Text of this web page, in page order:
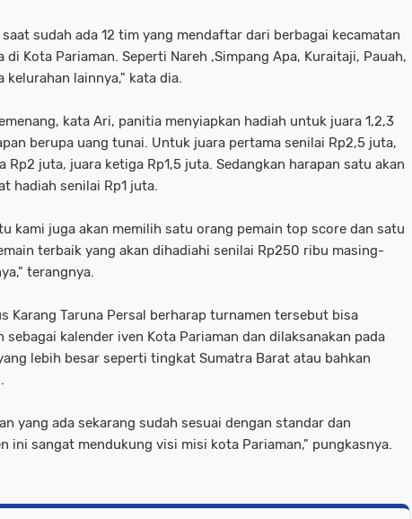
saat sudah ada 12 tim yang mendaftar dari berbagai kecamatan
di Kota Pariaman. Seperti Nareh ,Simpang Apa, Kuraitaji, Pauah,
kelurahan lainnya," kata dia.
kata Ari, panitia menyiapkan hadiah untuk juara 1,2,3
berupa uang tunai. Untuk juara pertama senilai Rp2,5 juta,
Rp2 juta, juara ketiga Rp1,5 juta. Sedangkan harapan satu akan
hadiah senilai Rp1 juta.
kami juga akan memilih satu orang pemain top score dan satu
terbaik yang akan dihadiahi senilai Rp250 ribu masing-
terangnya.
Karang Taruna Persal berharap turnamen tersebut bisa
sebagai kalender iven Kota Pariaman dan dilaksanakan pada
lebih besar seperti tingkat Sumatra Barat atau bahkan
yang ada sekarang sudah sesuai dengan standar dan
ini sangat mendukung visi misi kota Pariaman," pungkasnya.